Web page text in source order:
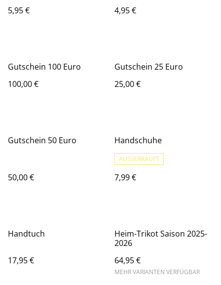
5,95 €
4,95 €
Gutschein 100 Euro
100,00 €
Gutschein 25 Euro
25,00 €
Gutschein 50 Euro
50,00 €
Handschuhe
AUSVERKAUFT
7,99 €
Handtuch
17,95 €
Heim-Trikot Saison 2025-
2026
64,95 €
MEHR VARIANTEN VERFÜGBAR